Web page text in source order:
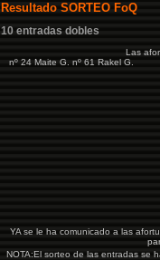
Resultado SORTEO FoQ
10 entradas dobles
Las
nº 24 Maite G.
nº 61 Rakel G.
YA se le ha comunicado a las
NOTA:El sorteo de las entradas se